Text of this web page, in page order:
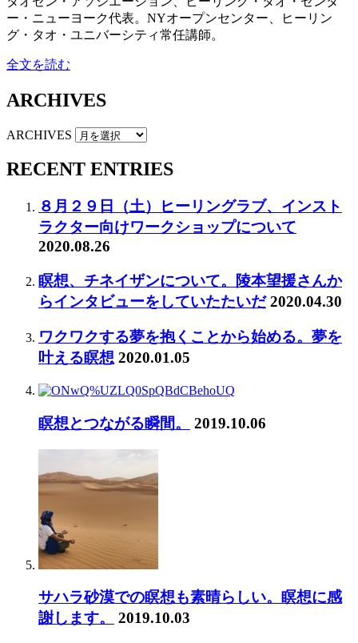
ー・ニューヨーク代表。NYオープンセンター、ヒーリン
グ・タオ・ユニバーシティ常任講師。
全文を読む
ARCHIVES
ARCHIVES
RECENT ENTRIES
８月２９日（土）ヒーリングラブ、インスト
ラクター向けワークショップについて
2020.08.26
瞑想、チネイザンについて。陵本望援さんか
らインタビューをしていたたいだ 2020.04.30
ワクワクする夢を抱くことから始める。夢を
叶える瞑想 2020.01.05
瞑想とつながる瞬間。 2019.10.06
サハラ砂漠での瞑想も素晴らしい。瞑想に感
謝します。
2019.10.03